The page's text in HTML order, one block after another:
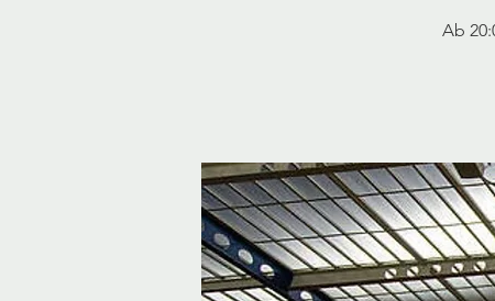
Ab